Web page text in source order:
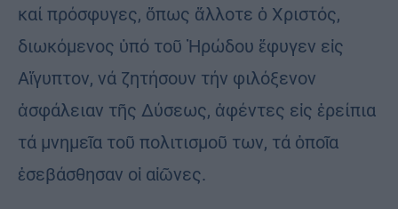
καί πρόσφυγες, ὅπως ἄλλοτε ὁ Χριστός,
διωκόμενος ὑπό τοῦ Ἠρώδου ἔφυγεν εἰς
Αἴγυπτον, νά ζητήσουν τήν φιλόξενον
ἀσφάλειαν τῆς Δύσεως, ἀφέντες εἰς ἐρείπια
τά μνημεῖα τοῦ πολιτισμοῦ των, τά ὁποῖα
ἐσεβάσθησαν οἱ αἰῶνες.